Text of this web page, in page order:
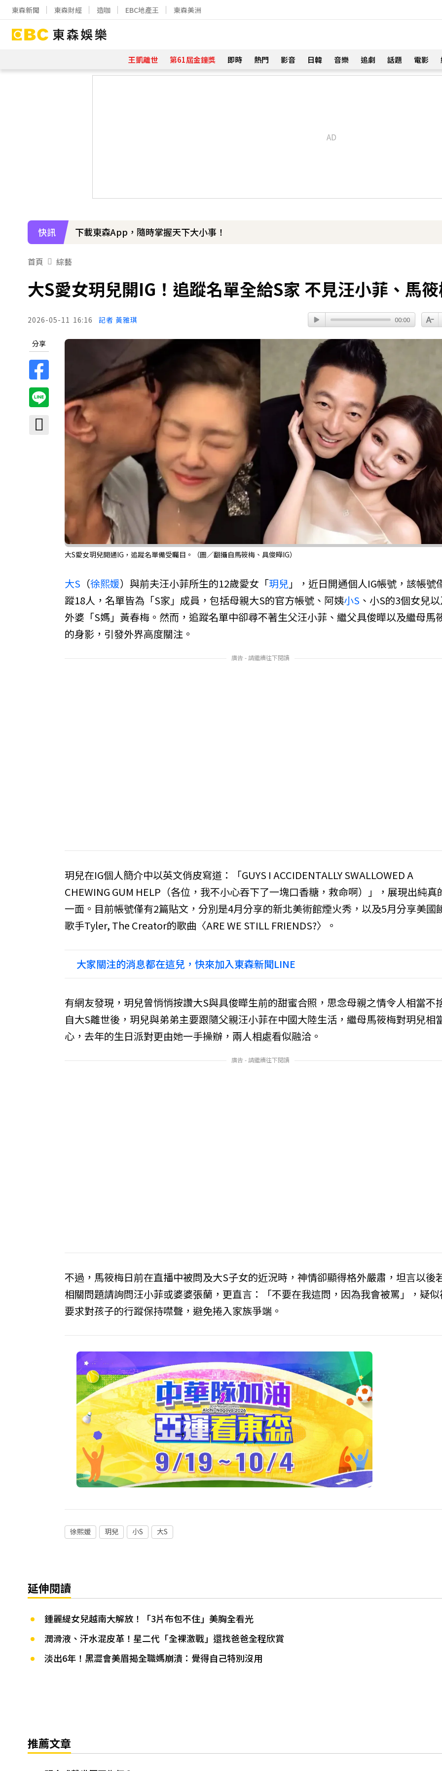
東森新聞 東森財經 造咖 EBC地產王 東森美洲
王凱離世 第61屆金鐘獎 即時 熱門 影音 日韓 音樂 追劇 話題 電影
快訊 下載東森App，隨時掌握天下大小事！
首頁 綜藝
大S愛女玥兒開IG！追蹤名單全給S家 不見汪小菲、馬
2026-05-11 16:16 記者 黃雅琪 00:00
分享
大S愛女玥兒開通IG，追蹤名單備受矚目。（圖／翻攝自馬筱梅、具俊曄IG）
大S （徐熙媛）與前夫汪小菲所生的12歲愛女「玥兒 」，近日開通個人IG帳號，該帳號
蹤18人，名單皆為「S家」成員，包括母親大S的官方帳號、阿姨小S 、小S的3個女兒
外婆「S媽」黃春梅。然而，追蹤名單中卻尋不著生父汪小菲、繼父具俊曄以及繼母馬
的身影，引發外界高度關注。
廣告 - 請繼續往下閱讀
玥兒在IG個人簡介中以英文俏皮寫道：「GUYS I ACCIDENTALLY SWALLOWED A
CHEWING GUM HELP（各位，我不小心吞下了一塊口香糖，救命啊）」，展現出純真
一面。目前帳號僅有2篇貼文，分別是4月分享的新北美術館煙火秀，以及5月分享美國
歌手Tyler, The Creator的歌曲〈ARE WE STILL FRIENDS?〉。
大家關注的消息都在這兒，快來加入東森新聞LINE
有網友發現，玥兒曾悄悄按讚大S與具俊曄生前的甜蜜合照，思念母親之情令人相當不
自大S離世後，玥兒與弟弟主要跟隨父親汪小菲在中國大陸生活，繼母馬筱梅對玥兒相
心，去年的生日派對更由她一手操辦，兩人相處看似融洽。
廣告 - 請繼續往下閱讀
不過，馬筱梅日前在直播中被問及大S子女的近況時，神情卻顯得格外嚴肅，坦言以後
相關問題請詢問汪小菲或婆婆張蘭，更直言：「不要在我這問，因為我會被罵」，疑
要求對孩子的行蹤保持噤聲，避免捲入家族爭端。
徐熙媛 玥兒 小S 大S
延伸閱讀
鍾麗緹女兒越南大解放！「3片布包不住」美胸全看光
潤滑液、汗水混皮革！星二代「全裸激戰」還找爸爸全程欣賞
淡出6年！黑澀會美眉揭全職媽崩潰：覺得自己特別沒用
推薦文章